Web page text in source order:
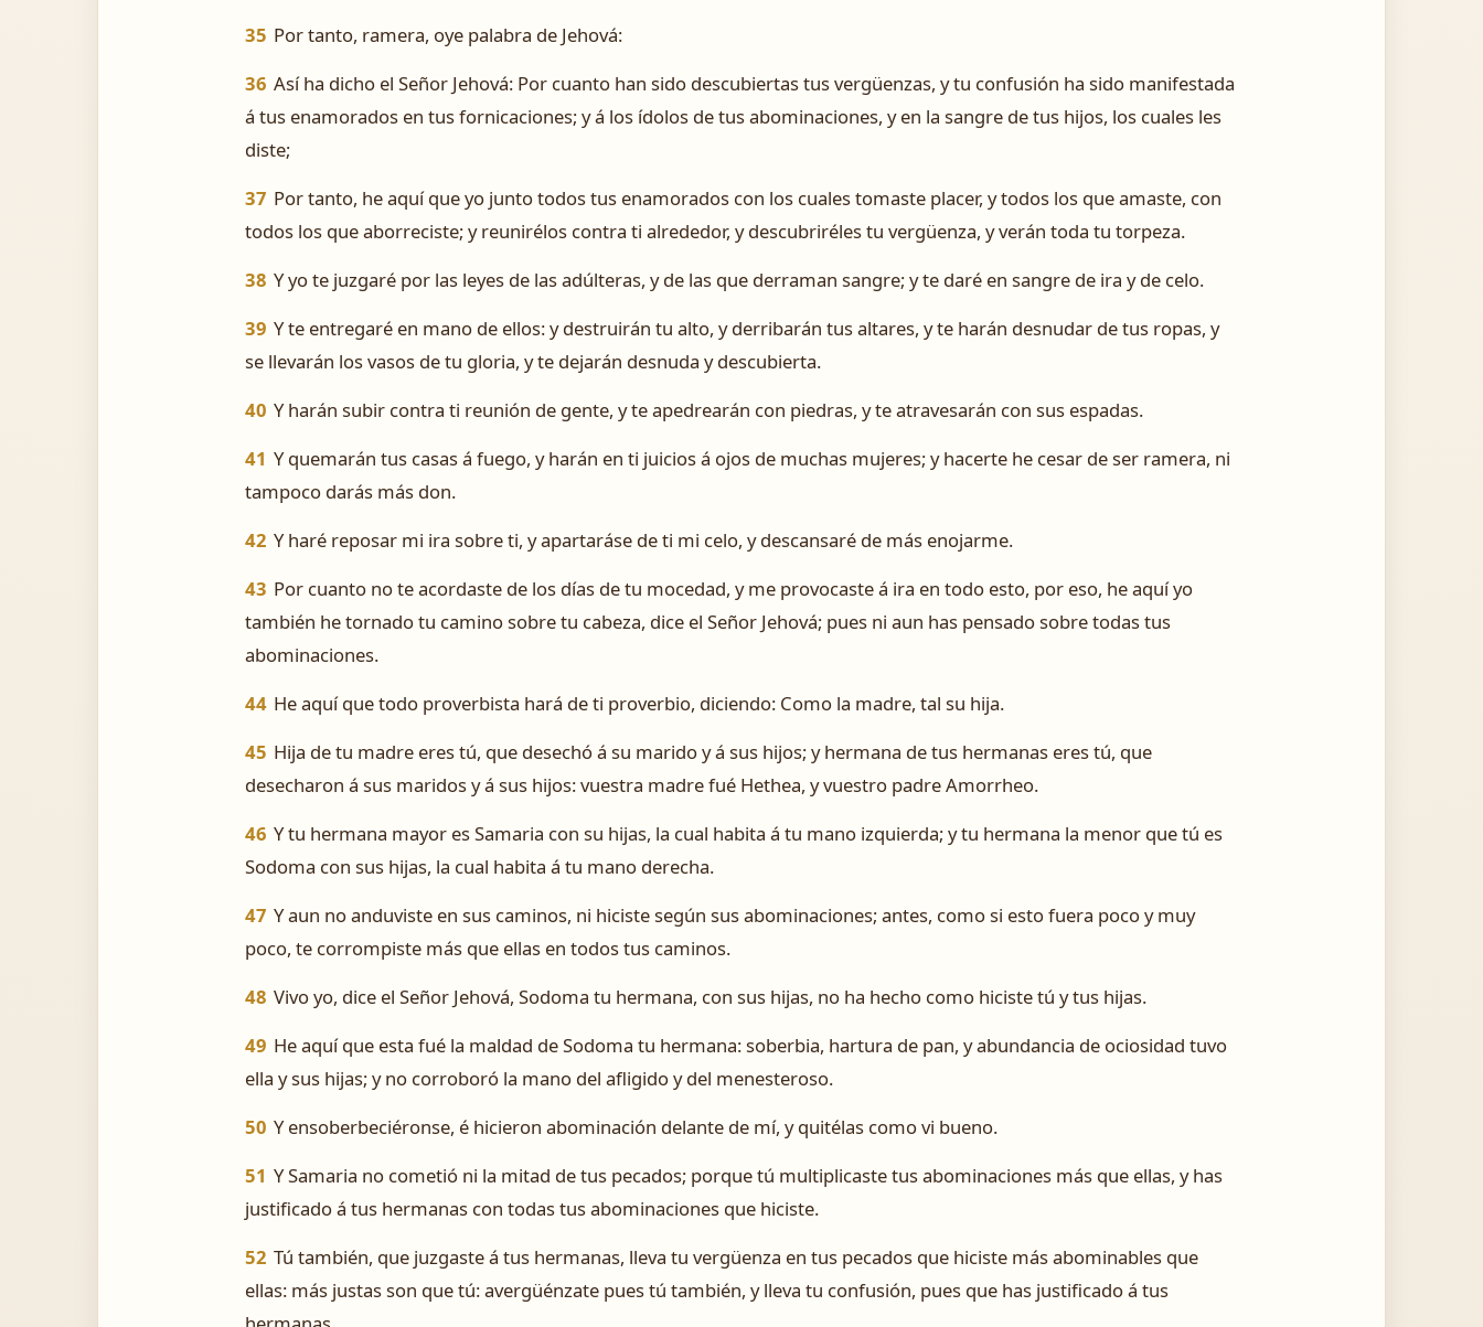
35 Por tanto, ramera, oye palabra de Jehová:
36 Así ha dicho el Señor Jehová: Por cuanto han sido descubiertas tus vergüenzas, y tu confusión ha sido manifestada
á tus enamorados en tus fornicaciones; y á los ídolos de tus abominaciones, y en la sangre de tus hijos, los cuales les
diste;
37 Por tanto, he aquí que yo junto todos tus enamorados con los cuales tomaste placer, y todos los que amaste, con
todos los que aborreciste; y reunirélos contra ti alrededor, y descubriréles tu vergüenza, y verán toda tu torpeza.
38 Y yo te juzgaré por las leyes de las adúlteras, y de las que derraman sangre; y te daré en sangre de ira y de celo.
39 Y te entregaré en mano de ellos: y destruirán tu alto, y derribarán tus altares, y te harán desnudar de tus ropas, y
se llevarán los vasos de tu gloria, y te dejarán desnuda y descubierta.
40 Y harán subir contra ti reunión de gente, y te apedrearán con piedras, y te atravesarán con sus espadas.
41 Y quemarán tus casas á fuego, y harán en ti juicios á ojos de muchas mujeres; y hacerte he cesar de ser ramera, ni
tampoco darás más don.
42 Y haré reposar mi ira sobre ti, y apartaráse de ti mi celo, y descansaré de más enojarme.
43 Por cuanto no te acordaste de los días de tu mocedad, y me provocaste á ira en todo esto, por eso, he aquí yo
también he tornado tu camino sobre tu cabeza, dice el Señor Jehová; pues ni aun has pensado sobre todas tus
abominaciones.
44 He aquí que todo proverbista hará de ti proverbio, diciendo: Como la madre, tal su hija.
45 Hija de tu madre eres tú, que desechó á su marido y á sus hijos; y hermana de tus hermanas eres tú, que
desecharon á sus maridos y á sus hijos: vuestra madre fué Hethea, y vuestro padre Amorrheo.
46 Y tu hermana mayor es Samaria con su hijas, la cual habita á tu mano izquierda; y tu hermana la menor que tú es
Sodoma con sus hijas, la cual habita á tu mano derecha.
47 Y aun no anduviste en sus caminos, ni hiciste según sus abominaciones; antes, como si esto fuera poco y muy
poco, te corrompiste más que ellas en todos tus caminos.
48 Vivo yo, dice el Señor Jehová, Sodoma tu hermana, con sus hijas, no ha hecho como hiciste tú y tus hijas.
49 He aquí que esta fué la maldad de Sodoma tu hermana: soberbia, hartura de pan, y abundancia de ociosidad tuvo
ella y sus hijas; y no corroboró la mano del afligido y del menesteroso.
50 Y ensoberbeciéronse, é hicieron abominación delante de mí, y quitélas como vi bueno.
51 Y Samaria no cometió ni la mitad de tus pecados; porque tú multiplicaste tus abominaciones más que ellas, y has
justificado á tus hermanas con todas tus abominaciones que hiciste.
52 Tú también, que juzgaste á tus hermanas, lleva tu vergüenza en tus pecados que hiciste más abominables que
ellas: más justas son que tú: avergüénzate pues tú también, y lleva tu confusión, pues que has justificado á tus